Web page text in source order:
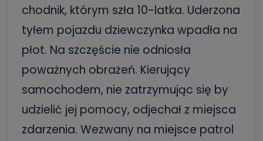
chodnik, którym szła 10-latka. Uderzona
tyłem pojazdu dziewczynka wpadła na
płot. Na szczęście nie odniosła
poważnych obrażeń. Kierujący
samochodem, nie zatrzymując się by
udzielić jej pomocy, odjechał z miejsca
zdarzenia. Wezwany na miejsce patrol